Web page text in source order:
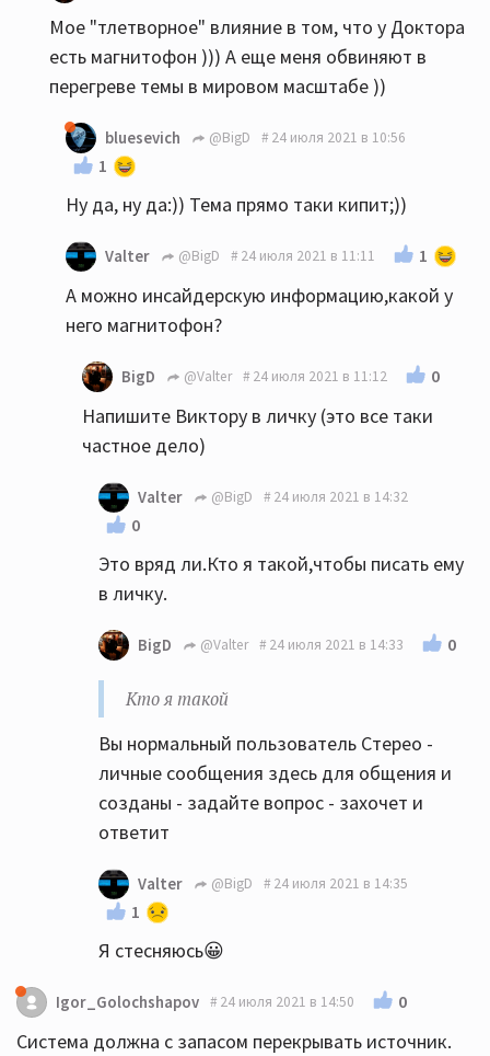
Мое "тлетворное" влияние в том, что у Доктора
есть магнитофон ))) А еще меня обвиняют в
перегреве темы в мировом масштабе ))
bluesevich @BigD 24 июля 2021 в 10:56
1
Ну да, ну да:)) Тема прямо таки кипит;))
Valter @BigD 24 июля 2021 в 11:11 1
А можно инсайдерскую информацию,какой у
него магнитофон?
BigD @Valter 24 июля 2021 в 11:12 0
Напишите Виктору в личку (это все таки
частное дело)
Valter @BigD 24 июля 2021 в 14:32
0
Это вряд ли.Кто я такой,чтобы писать ему
в личку.
BigD @Valter 24 июля 2021 в 14:33 0
Кто я такой
Вы нормальный пользователь Стерео -
личные сообщения здесь для общения и
созданы - задайте вопрос - захочет и
ответит
Valter @BigD 24 июля 2021 в 14:35
1
Я стесняюсь😀
Igor_Golochshapov 24 июля 2021 в 14:50 0
Система должна с запасом перекрывать источник.